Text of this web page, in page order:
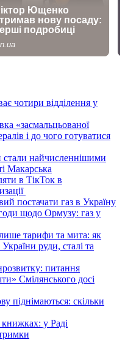
чотири відділення у
«засмальцьованої
і до чого готуватися
стали найчисленнішими
Макарська
в ТікТок в
постачати газ в Україну
щодо Ормузу: газ у
тарифи та мита: як
руди, сталі та
питання
Смілянського досі
піднімаються: скільки
книжках: у Раді